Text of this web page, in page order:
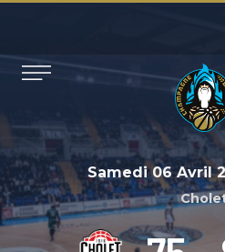
Samedi 06 Avril